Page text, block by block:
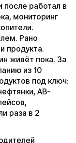
после работал в
мониторинг
Рано
продукта.
живёт пока. За
из 10
под ключ:
АВ-
раза в 2